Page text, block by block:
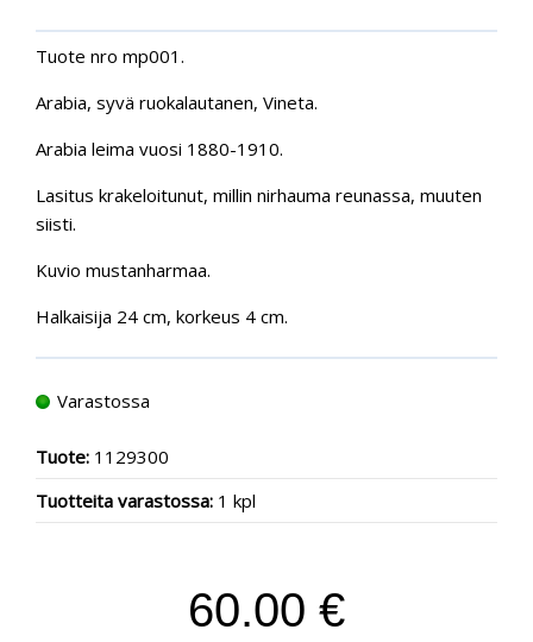
Tuote nro mp001.
Arabia, syvä ruokalautanen, Vineta.
Arabia leima vuosi 1880-1910.
Lasitus krakeloitunut, millin nirhauma reunassa, muuten
siisti.
Kuvio mustanharmaa.
Halkaisija 24 cm, korkeus 4 cm.
Varastossa
Tuote: 1129300
Tuotteita varastossa: 1 kpl
60.00 €